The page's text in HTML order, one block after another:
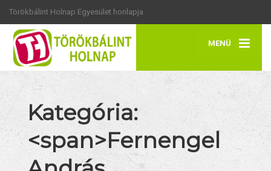
Törökbálint Holnap Egyesület honlapja
MENÜ
Kategória:
<span>Fernengel